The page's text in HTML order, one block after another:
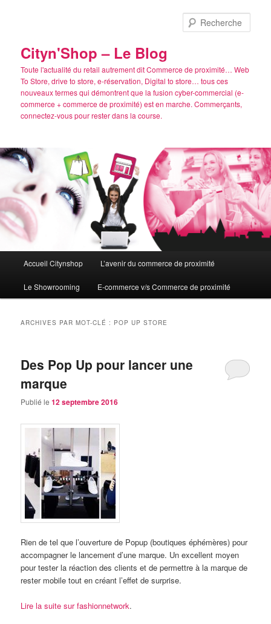
Cityn'Shop – Le Blog
Toute l'actualité du retail autrement dit Commerce de proximité… Web
To Store, drive to store, e-réservation, Digital to store… tous ces
nouveaux termes qui démontrent que la fusion cyber-commercial (e-
commerce + commerce de proximité) est en marche. Commerçants,
connectez-vous pour rester dans la course.
principal
Accueil Citynshop L’avenir du commerce de proximité
Le Showrooming E-commerce v/s Commerce de proximité
ARCHIVES PAR MOT-CLÉ : POP UP STORE
Des Pop Up pour lancer une
marque
Publié le12 septembre 2016
Rien de tel que l’ouverture de Popup (boutiques éphémères) pour
accompagner le lancement d’une marque. Un excellent moyen
pour tester la réaction des clients et de permettre à la marque de
rester mobile tout en créant l’effet de surprise.
Lire la suite sur fashionnetwork.